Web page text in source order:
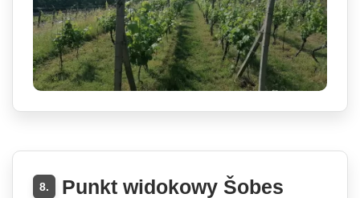
8. Punkt widokowy Šobes